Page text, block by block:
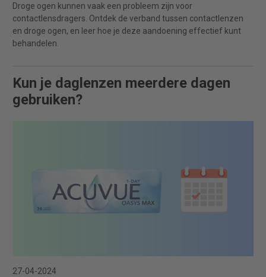
Droge ogen kunnen vaak een probleem zijn voor
contactlensdragers. Ontdek de verband tussen contactlenzen
en droge ogen, en leer hoe je deze aandoening effectief kunt
behandelen.
Kun je daglenzen meerdere dagen
gebruiken?
27-04-2024